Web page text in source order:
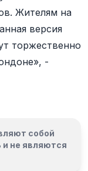
Жителям на
версия
торжественно
-
собой
и не являются